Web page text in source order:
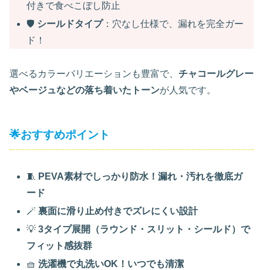
付きで食べこぼし防止
🛡️ シールドタイプ：穴なし仕様で、漏れを完全ガー
ド！
選べるカラーバリエーションも豊富で、 チャコールグレー
やベージュなどの落ち着いたトーンが人気です。
🌟おすすめポイント
🧵 PEVA素材でしっかり防水！漏れ・汚れを徹底ガ
ード
🪄裏面に滑り止め付きでズレにくい設計
💡3タイプ展開（ラウンド・スリット・シールド）で
フィット感抜群
🧺洗濯機で丸洗いOK！いつでも清潔